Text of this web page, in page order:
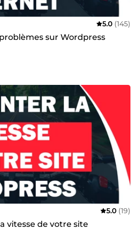
5.0 (145)
sur Wordpress
5.0 (19)
vitesse de votre site